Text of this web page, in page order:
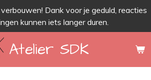
Atelier SDK
Dank voor je geduld, reacties
kunnen iets langer duren.